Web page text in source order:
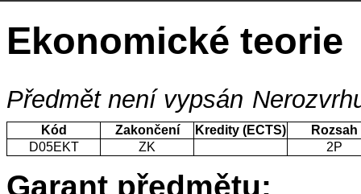
Ekonomické teorie
Předmět není vypsán
Kód Zakončení Kredity (ECTS)
Rozsah
D05EKT
ZK 2P
Garant předmětu: